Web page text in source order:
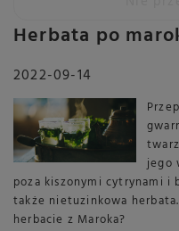
Herbata po
2022-09-14
jego
poza kiszonymi cytrynami i
także nietuzinkowa
herbacie z Maroka?